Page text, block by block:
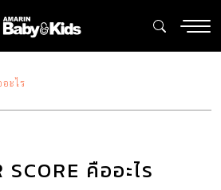
อะไร
SCORE คืออะไร